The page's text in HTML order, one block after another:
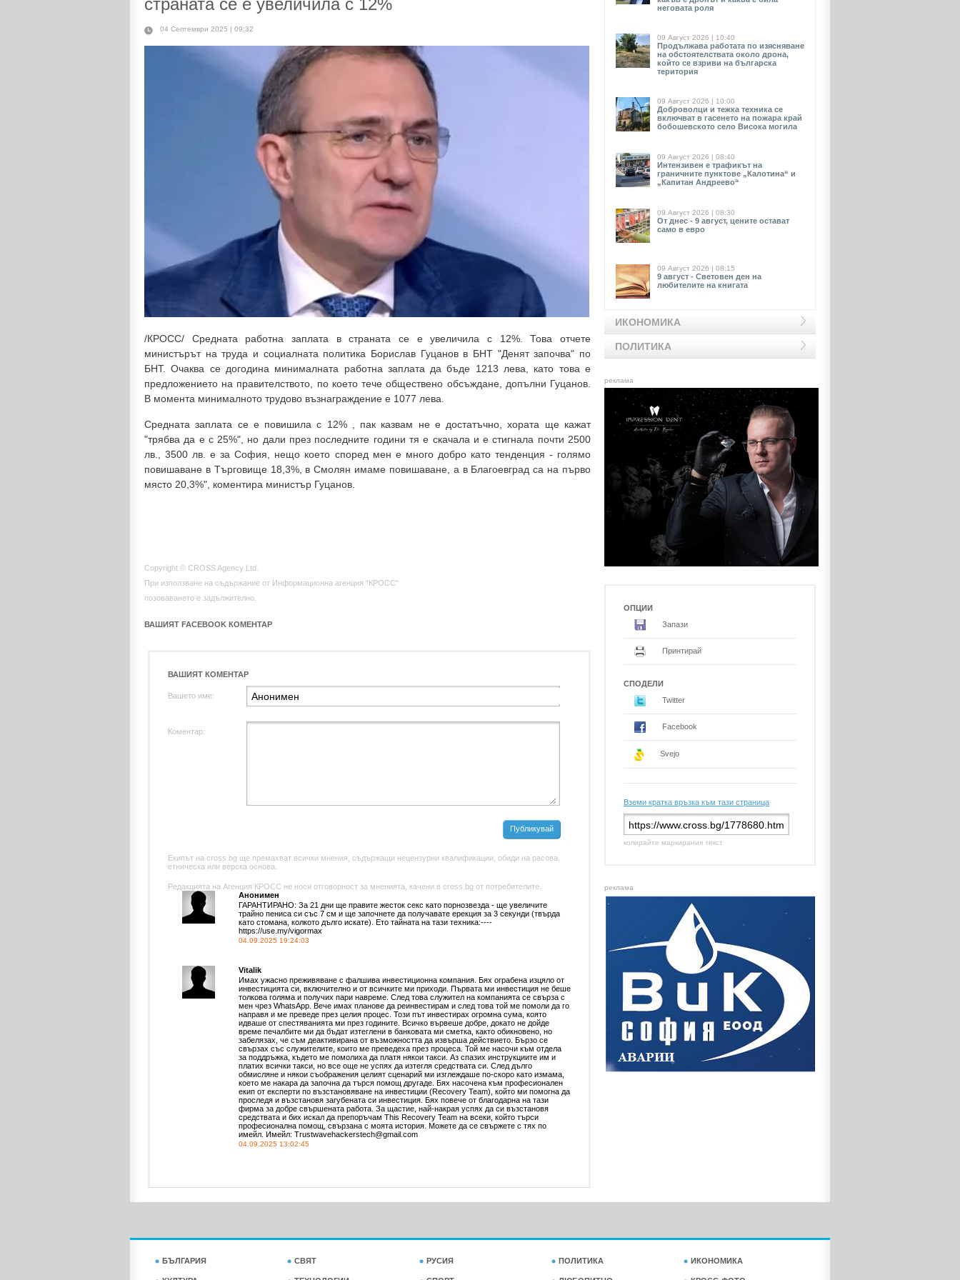
страната се е увеличила с 12%
04 Септември 2025 | 09:32
/КРОСС/ Средната работна заплата в страната се е увеличила с 12%. Това отчете
министърът на труда и социалната политика Борислав Гуцанов в БНТ "Денят започва" по
БНТ. Очаква се догодина минималната работна заплата да бъде 1213 лева, като това е
предложението на правителството, по което тече обществено обсъждане, допълни Гуцанов.
В момента минималното трудово възнаграждение е 1077 лева.
Средната заплата се е повишила с 12% , пак казвам не е достатъчно, хората ще кажат
"трябва да е с 25%", но дали през последните години тя е скачала и е стигнала почти 2500
лв., 3500 лв. е за София, нещо което според мен е много добро като тенденция - голямо
повишаване в Търговище 18,3%, в Смолян имаме повишаване, а в Благоевград са на първо
място 20,3%", коментира министър Гуцанов.
Copyright © CROSS Agency Ltd.
При използване на съдържание от Информационна агенция "КРОСС"
позоваването е задължително.
ВАШИЯТ FACEBOOK КОМЕНТАР
ВАШИЯТ КОМЕНТАР
Вашето име:
Коментар:
Публикувай
Екипът на cross.bg ще премахват всички мнения, съдържащи нецензурни квалификации, обиди на расова,
етническа или верска основа.
Редакцията на Агенция КРОСС не носи отговорност за мненията, качени в cross.bg от потребителите.
Анонимен
ГАРАНТИРАНО: За 21 дни ще правите жесток секс като порнозвезда - ще увеличите
трайно пениса си със 7 см и ще започнете да получавате ерекция за 3 секунди (твърда
като стомана, колкото дълго искате). Ето тaйната на тaзи тeхника:----
https://use.my/vigormax
04.09.2025 19:24:03
Vitalik
Имах ужасно преживяване с фалшива инвестиционна компания. Бях ограбена изцяло от
инвестицията си, включително и от всичките ми приходи. Първата ми инвестиция не беше
толкова голяма и получих пари навреме. След това служител на компанията се свърза с
мен чрез WhatsApp. Вече имах планове да реинвестирам и след това той ме помоли да го
направя и ме преведе през целия процес. Този път инвестирах огромна сума, която
идваше от спестяванията ми през годините. Всичко вървеше добре, докато не дойде
време печалбите ми да бъдат изтеглени в банковата ми сметка, както обикновено, но
забелязах, че съм деактивирана от възможността да извърша действието. Бързо се
свързах със служителите, които ме преведеха през процеса. Той ме насочи към отдела
за поддръжка, където ме помолиха да платя някои такси. Аз спазих инструкциите им и
платих всички такси, но все още не успях да изтегля средствата си. След дълго
обмисляне и някои съображения целият сценарий ми изглеждаше по-скоро като измама,
което ме накара да започна да търся помощ другаде. Бях насочена към професионален
екип от експерти по възстановяване на инвестиции (Recovery Team), който ми помогна да
проследя и възстановя загубената си инвестиция. Бях повече от благодарна на тази
фирма за добре свършената работа. За щастие, най-накрая успях да си възстановя
средствата и бих искал да препоръчам This Recovery Team на всеки, който търси
професионална помощ, свързана с моята история. Можете да се свържете с тях по
имейл. Имейл: Trustwavehackerstech@gmail.com
04.09.2025 13:02:45
неговата роля
09 Август 2026 | 10:40
Продължава работата по изясняване
на обстоятелствата около дрона,
който се взриви на българска
територия
09 Август 2026 | 10:00
Доброволци и тежка техника се
включват в гасенето на пожара край
бобошевското село Висока могила
09 Август 2026 | 08:40
Интензивен е трафикът на
граничните пунктове „Калотина“ и
„Капитан Андреево“
09 Август 2026 | 08:30
От днес - 9 август, цените остават
само в евро
09 Август 2026 | 08:15
9 август - Световен ден на
любителите на книгата
ИКОНОМИКА
ПОЛИТИКА
реклама
ОПЦИИ
Запази
Принтирай
СПОДЕЛИ
Twitter
Facebook
Svejo
Вземи кратка връзка към тази страница
копирайте маркирания текст
реклама
БЪЛГАРИЯ СВЯТ РУСИЯ ПОЛИТИКА ИКОНОМИКА